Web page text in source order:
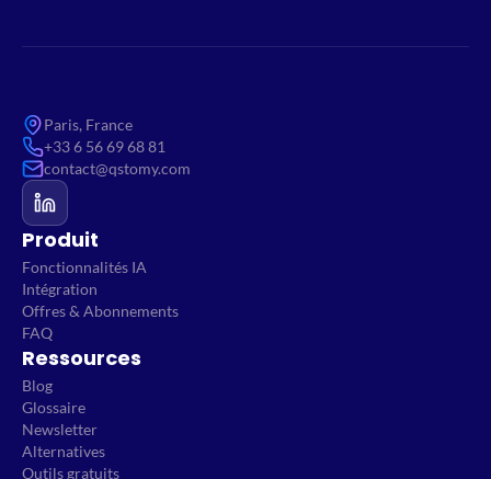
Paris, France
+33 6 56 69 68 81
contact@qstomy.com
Produit
Fonctionnalités IA
Intégration
Offres & Abonnements
FAQ
Ressources
Blog
Glossaire
Newsletter
Alternatives
Outils gratuits